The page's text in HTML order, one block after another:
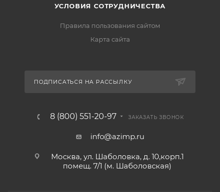
УСЛОВИЯ СОТРУДНИЧЕСТВА
Правила пользования сайтом
Карта сайта
ПОДПИСАТЬСЯ НА РАССЫЛКУ
8 (800) 551-20-97 ЗАКАЗАТЬ ЗВОНОК
info@azimp.ru
Москва, ул. Шаболовка, д. 10,корп.1
помещ. 7/1 (м. Шаболовская)